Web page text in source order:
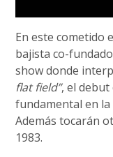
En este cometido
bajista co-
show donde
flat field”, el debut
fundamental en
Además tocarán
1983.